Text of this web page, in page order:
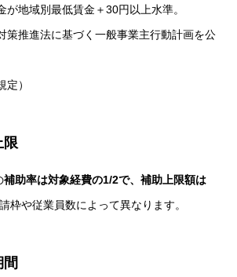
が地域別最低賃金＋30円以上水準。
策推進法に基づく一般事業主行動計画を公
定）
限
補助率は対象経費の1/2で、補助上限額は
枠や従業員数によって異なります。